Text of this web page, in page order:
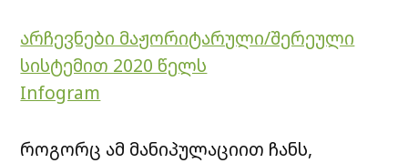
არჩევნები მაჟორიტარული/შერეული
სისტემით 2020 წელს
Infogram
როგორც ამ მანიპულაციით ჩანს,